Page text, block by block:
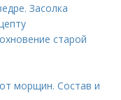
Засолка
старой
морщин. Состав и